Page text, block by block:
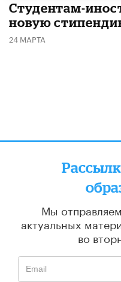
Студентам-
новую
24 МАРТА
Мы
актуальных
во